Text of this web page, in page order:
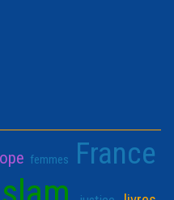
femmes France